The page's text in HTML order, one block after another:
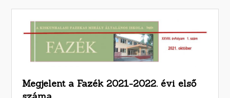
Megjelent a Fazék 2021-2022. évi első